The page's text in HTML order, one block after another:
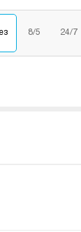
8/5 24/7